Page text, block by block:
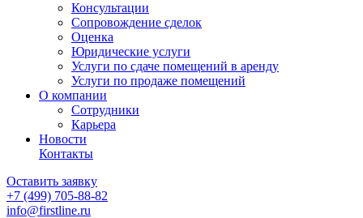
Консультации
Сопровождение сделок
Оценка
Юридические услуги
Услуги по сдаче помещений в аренду
Услуги по продаже помещений
О компании
Сотрудники
Карьера
Новости
Контакты
Оставить заявку
+7 (499) 705-88-82
info@firstline.ru